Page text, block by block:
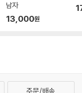
남자
13,000원
주문/배송